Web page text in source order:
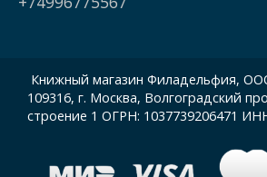
Книжный магазин Филадельфия,
109316, г. Москва, Волгоградский
строение 1 ОГРН: 1037739206471